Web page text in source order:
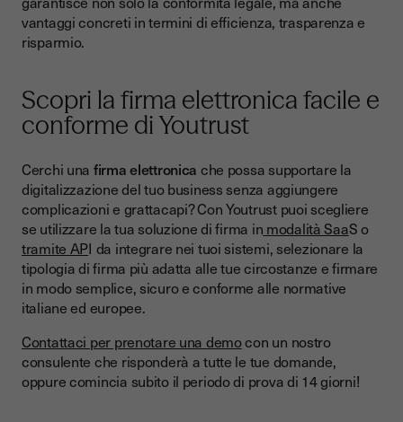
vantaggi concreti in termini di efficienza, trasparenza e
risparmio.
Scopri la firma elettronica facile e
conforme di Youtrust
Cerchi una firma elettronica che possa supportare la
digitalizzazione del tuo business senza aggiungere
complicazioni e grattacapi? Con Youtrust puoi scegliere
se utilizzare la tua soluzione di firma in modalità SaaS o
tramite API da integrare nei tuoi sistemi, selezionare la
tipologia di firma più adatta alle tue circostanze e firmare
in modo semplice, sicuro e conforme alle normative
italiane ed europee.
Contattaci per prenotare una democon un nostro
consulente che risponderà a tutte le tue domande,
oppure comincia subito il periodo di prova di 14 giorni!